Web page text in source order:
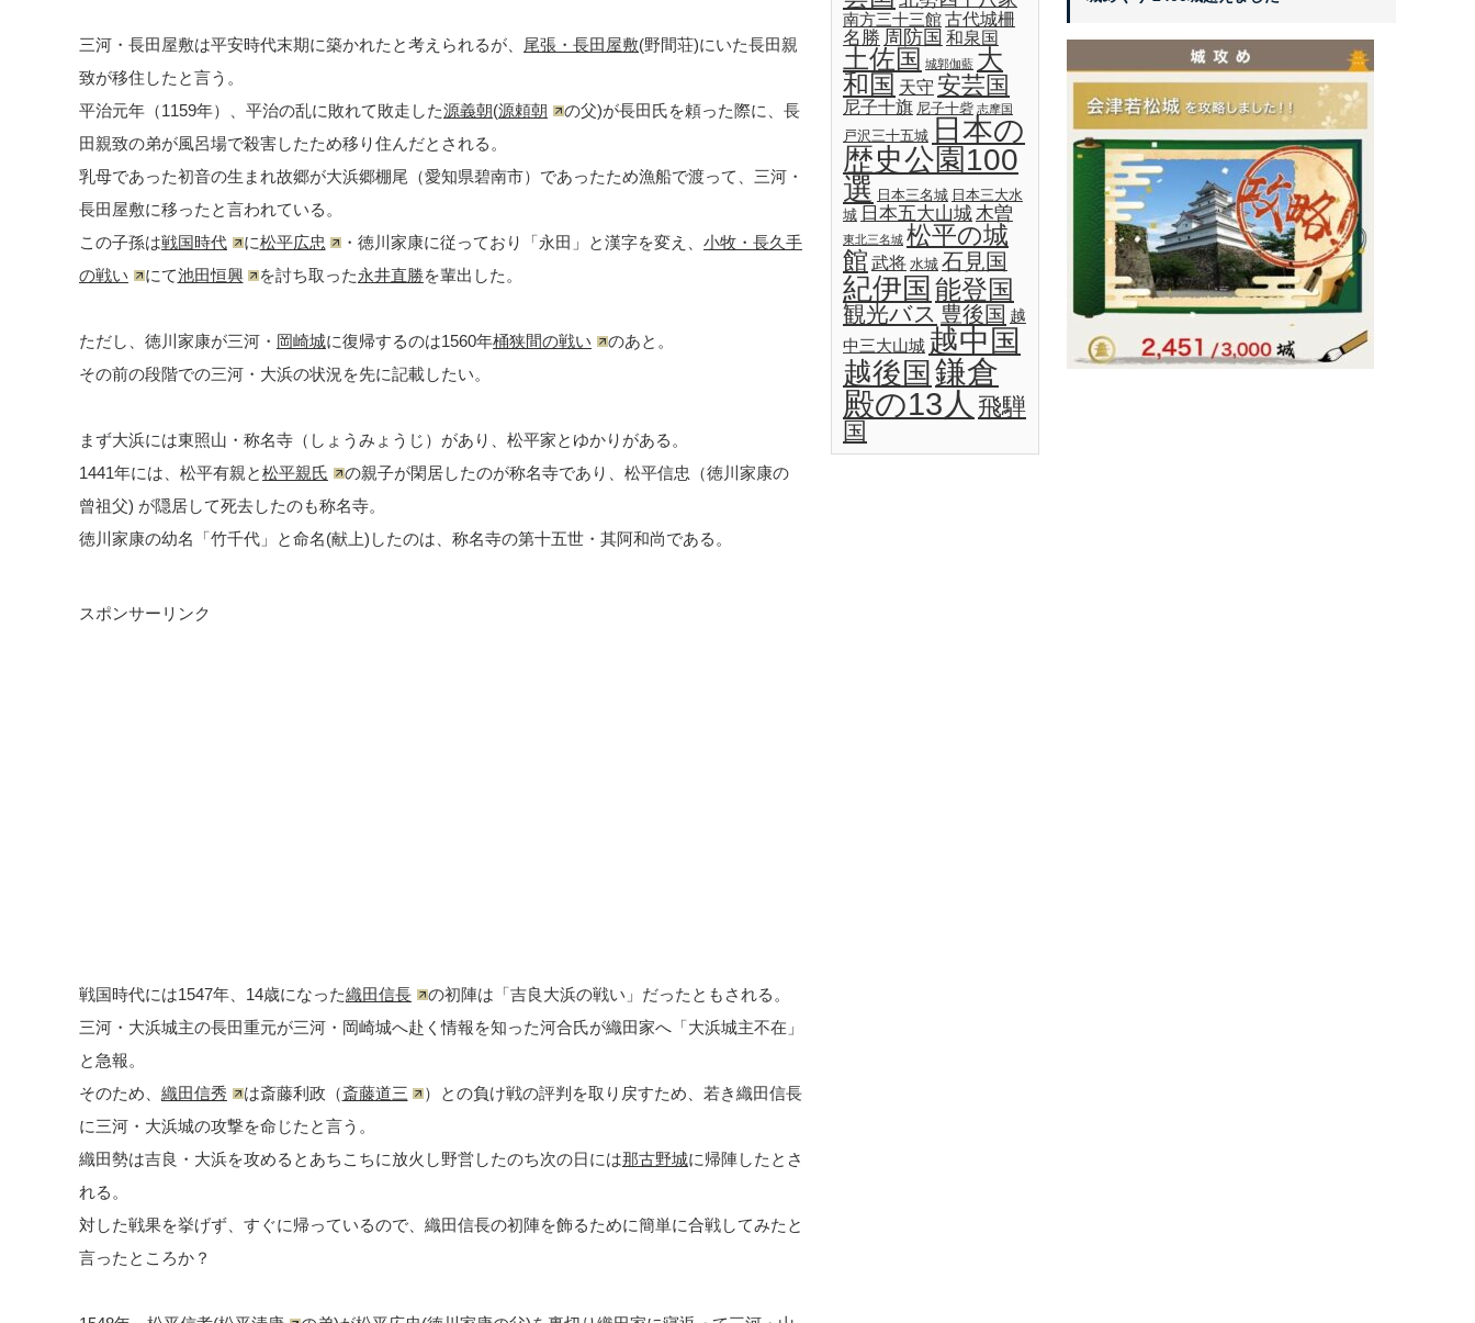
三河・長田屋敷は平安時代末期に築かれたと考えられるが、 尾張・長田屋敷(野間荘)にいた長田親
致が移住したと言う。
平治元年（1159年）、平治の乱に敗れて敗走した源義朝(源頼朝
の父)が長田氏を頼った際に、長
田親致の弟が風呂場で殺害したため移り住んだとされる。
乳母であった初音の生まれ故郷が大浜郷棚尾（愛知県碧南市）であったため漁船で渡って、三河・
長田屋敷に移ったと言われている。
この子孫は戦国時代 に松平広忠 ・徳川家康に従っており「永田」と漢字を変え、 小牧・長久手
の戦い
にて池田恒興 を討ち取った永井直勝を輩出した。
ただし、徳川家康が三河・ 岡崎城に復帰するのは1560年桶狭間の戦い
のあと。
その前の段階での三河・大浜の状況を先に記載したい。
まず大浜には東照山・称名寺（しょうみょうじ）があり、松平家とゆかりがある。
1441年には、松平有親と松平親氏
の親子が閑居したのが称名寺であり、松平信忠（徳川家康の
曾祖父) が隠居して死去したのも称名寺。
徳川家康の幼名「竹千代」と命名(献上)したのは、称名寺の第十五世・其阿和尚である。
スポンサーリンク
戦国時代には1547年、14歳になった織田信長
の初陣は「吉良大浜の戦い」だったともされる。
三河・大浜城主の長田重元が三河・岡崎城へ赴く情報を知った河合氏が織田家へ「大浜城主不在」
と急報。
そのため、 織田信秀 は斎藤利政（斎藤道三
）との負け戦の評判を取り戻すため、若き織田信長
に三河・大浜城の攻撃を命じたと言う。
織田勢は吉良・大浜を攻めるとあちこちに放火し野営したのち次の日には那古野城に帰陣したとさ
れる。
対した戦果を挙げず、すぐに帰っているので、織田信長の初陣を飾るために簡単に合戦してみたと
言ったところか？
南方三十三館古代城柵
名勝 周防国 和泉国
土佐国 城郭伽藍 大
和国 天守 安芸国
尼子十旗 尼子十砦 志摩国
戸沢三十五城 日本の
歴史公園100
選 日本三名城 日本三大水
城 日本五大山城木曽
東北三名城 松平の城
館 武将 水城 石見国
紀伊国 能登国
観光バス 豊後国 越
中三大山城 越中国
越後国 鎌倉
殿の13人 飛騨
国